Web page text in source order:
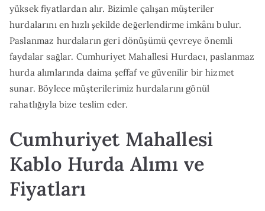
yüksek fiyatlardan alır. Bizimle çalışan müşteriler
hurdalarını en hızlı şekilde değerlendirme imkânı bulur.
Paslanmaz hurdaların geri dönüşümü çevreye önemli
faydalar sağlar. Cumhuriyet Mahallesi Hurdacı, paslanmaz
hurda alımlarında daima şeffaf ve güvenilir bir hizmet
sunar. Böylece müşterilerimiz hurdalarını gönül
rahatlığıyla bize teslim eder.
Cumhuriyet Mahallesi
Kablo Hurda Alımı ve
Fiyatları